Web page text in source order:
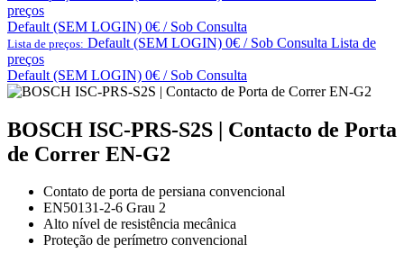
preços
Default (SEM LOGIN) 0€ / Sob Consulta
Lista de preços: Default (SEM LOGIN) 0€ / Sob Consulta Lista de
preços
Default (SEM LOGIN) 0€ / Sob Consulta
BOSCH ISC-PRS-S2S | Contacto de Porta
de Correr EN-G2
Contato de porta de persiana convencional
EN50131-2-6 Grau 2
Alto nível de resistência mecânica
Proteção de perímetro convencional